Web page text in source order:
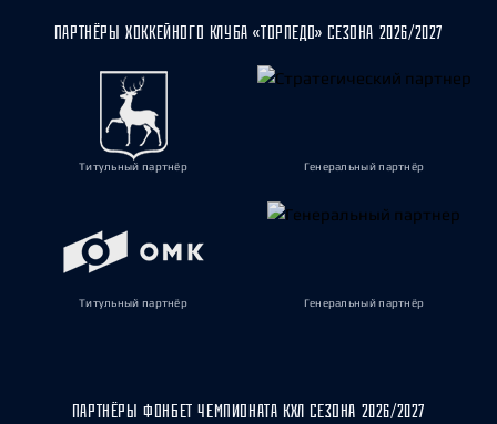
ПАРТНЁРЫ ХОККЕЙНОГО КЛУБА «ТОРПЕДО» СЕЗОНА 2026/2027
Титульный партнёр Генеральный партнёр
Титульный партнёр Генеральный партнёр
ПАРТНЁРЫ ФОНБЕТ ЧЕМПИОНАТА КХЛ СЕЗОНА 2026/2027